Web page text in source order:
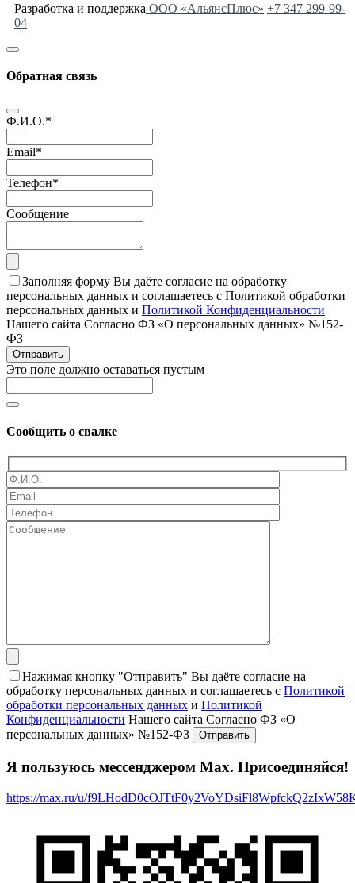
Разработка и поддержка ООО «АльянсПлюс» +7 347 299-99-
04
Обратная связь
Ф.И.О.*
Email*
Телефон*
Сообщение
Заполняя форму Вы даёте согласие на обработку
персональных данных и соглашаетесь с Политикой обработки
персональных данных и Политикой Конфиденциальности
Нашего сайта Согласно ФЗ «О персональных данных» №152-
ФЗ
Отправить
Это поле должно оставаться пустым
Сообщить о свалке
Нажимая кнопку "Отправить" Вы даёте согласие на
обработку персональных данных и соглашаетесь с Политикой
обработки персональных данных и Политикой
Конфиденциальности Нашего сайта Согласно ФЗ «О
персональных данных» №152-ФЗ
Я пользуюсь мессенджером Max. Присоединяйся!
https://max.ru/u/